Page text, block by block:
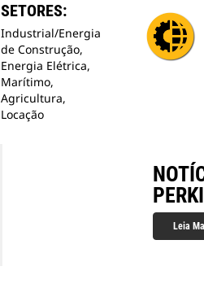
SETORES:
Industrial/Energia
de Construção,
Energia Elétrica,
Marítimo,
Agricultura,
Locação
Leia